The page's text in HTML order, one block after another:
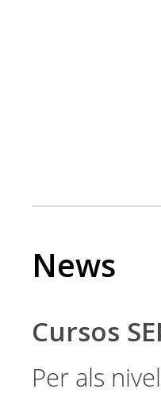
News
Cursos
Per als